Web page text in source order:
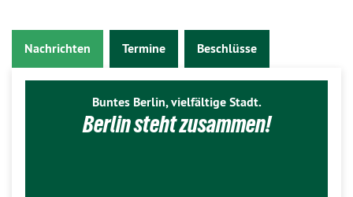
Nachrichten Termine Beschlüsse
Buntes Berlin, vielfältige Stadt.
Berlin steht zusammen!